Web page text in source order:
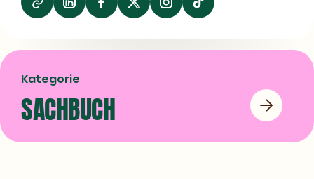
Auf
LinkedIn
Auf
Facebook
teilen
Auf
X
teilen
Kategorie
SACHBUCH